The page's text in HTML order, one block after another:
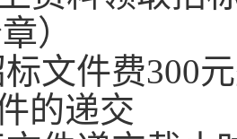
）
文件费300
的递交